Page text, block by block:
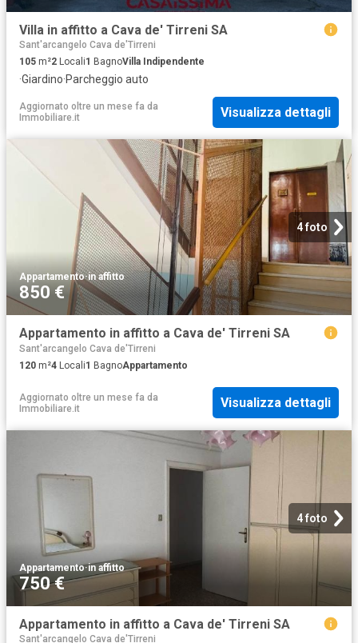
Villa in affitto a Cava de' Tirreni SA
Sant'arcangelo Cava de'Tirreni
105 m²2 Locali1 BagnoVilla Indipendente
·Giardino·Parcheggio auto
Aggiornato oltre un mese fa da
Immobiliare.it
Visualizza dettagli
4 foto
Appartamento·in affitto
850 €
Appartamento in affitto a Cava de' Tirreni SA
Sant'arcangelo Cava de'Tirreni
120 m²4 Locali1 BagnoAppartamento
Aggiornato oltre un mese fa da
Immobiliare.it
Visualizza dettagli
4 foto
Appartamento·in affitto
750 €
Appartamento in affitto a Cava de' Tirreni SA
Sant'arcangelo Cava de'Tirreni